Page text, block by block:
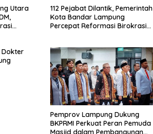
Utara
112 Pejabat Dilantik, Pemerintah
Kota Bandar Lampung
Percepat Reformasi Birokrasi
Dokter
Pemprov Lampung Dukung
BKPRMI Perkuat Peran Pemuda
Masjid dalam Pembangunan